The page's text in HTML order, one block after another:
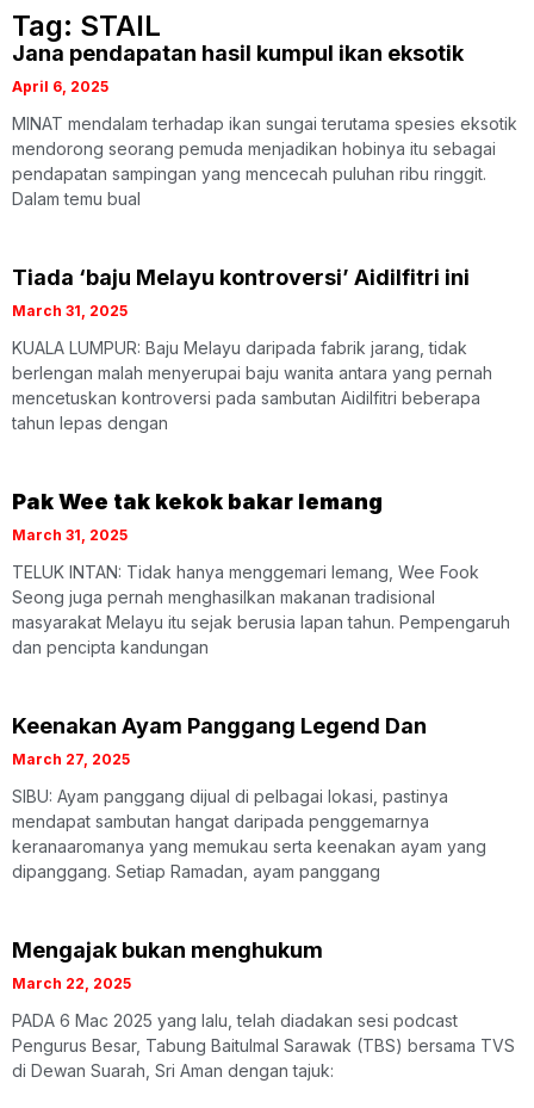
Tag: STAIL
Jana pendapatan hasil kumpul ikan eksotik
April 6, 2025
MINAT mendalam terhadap ikan sungai terutama spesies eksotik
mendorong seorang pemuda menjadikan hobinya itu sebagai
pendapatan sampingan yang mencecah puluhan ribu ringgit.
Dalam temu bual
Tiada ‘baju Melayu kontroversi’ Aidilfitri ini
March 31, 2025
KUALA LUMPUR: Baju Melayu daripada fabrik jarang, tidak
berlengan malah menyerupai baju wanita antara yang pernah
mencetuskan kontroversi pada sambutan Aidilfitri beberapa
tahun lepas dengan
Pak Wee tak kekok bakar lemang
March 31, 2025
TELUK INTAN: Tidak hanya menggemari lemang, Wee Fook
Seong juga pernah menghasilkan makanan tradisional
masyarakat Melayu itu sejak berusia lapan tahun. Pempengaruh
dan pencipta kandungan
Keenakan Ayam Panggang Legend Dan
March 27, 2025
SIBU: Ayam panggang dijual di pelbagai lokasi, pastinya
mendapat sambutan hangat daripada penggemarnya
keranaaromanya yang memukau serta keenakan ayam yang
dipanggang. Setiap Ramadan, ayam panggang
Mengajak bukan menghukum
March 22, 2025
PADA 6 Mac 2025 yang lalu, telah diadakan sesi podcast
Pengurus Besar, Tabung Baitulmal Sarawak (TBS) bersama TVS
di Dewan Suarah, Sri Aman dengan tajuk: